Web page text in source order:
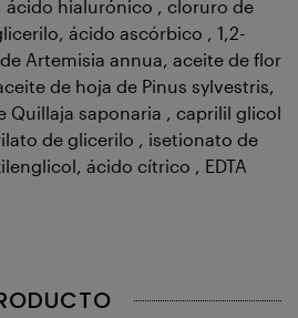
ácido hialurónico , cloruro de
ácido ascórbico , 1,2-
Artemisia annua, aceite de flor
de hoja de Pinus sylvestris,
Quillaja saponaria , caprilil glicol
de glicerilo , isetionato de
ácido cítrico , EDTA